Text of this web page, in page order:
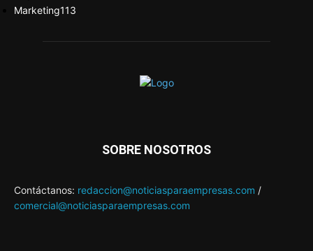
Marketing113
SOBRE NOSOTROS
Contáctanos: redaccion@noticiasparaempresas.com /
comercial@noticiasparaempresas.com